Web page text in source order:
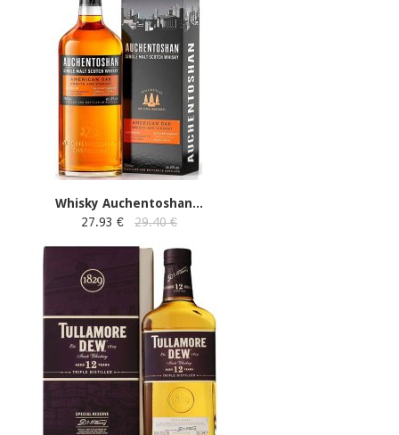
Whisky Auchentoshan...
27.93 €
29.40 €